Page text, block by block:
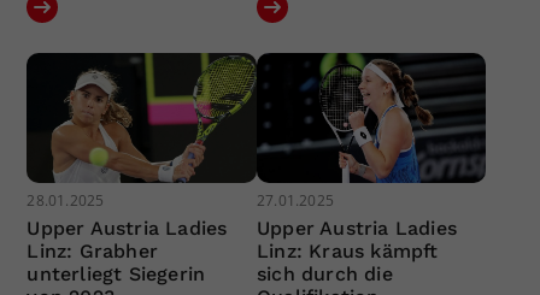
28.01.2025
Upper Austria Ladies
Linz: Grabher
unterliegt Siegerin
27.01.2025
Upper Austria Ladies
Linz: Kraus kämpft
sich durch die